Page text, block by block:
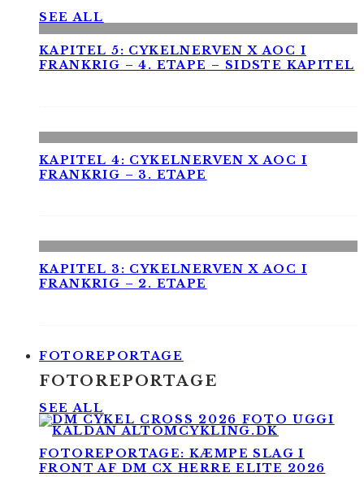
SEE ALL
KAPITEL 5: CYKELNERVEN X AOC I
FRANKRIG – 4. ETAPE – SIDSTE KAPITEL
KAPITEL 4: CYKELNERVEN X AOC I
FRANKRIG – 3. ETAPE
KAPITEL 3: CYKELNERVEN X AOC I
FRANKRIG – 2. ETAPE
FOTOREPORTAGE
FOTOREPORTAGE
SEE ALL
FOTOREPORTAGE: KÆMPE SLAG I
FRONT AF DM CX HERRE ELITE 2026